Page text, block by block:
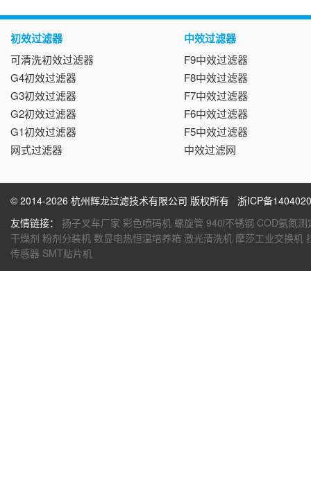
初效过滤器
可清洗初效过滤器
G4初效过滤器
G3初效过滤器
G2初效过滤器
G1初效过滤器
网式过滤器
中效过滤器
F9中效过滤器
F8中效过滤器
F7中效过滤器
F6中效过滤器
F5中效过滤器
中效过滤网
© 2014-2026 杭州辉龙过滤技术有限公司 版权所有 浙ICP备
友情链接： 扬子叉车厂家 彩色喷码机 螺旋管 940l不锈钢 COD氨氮测
干燥剂 粉剂分装机 数显电热恒温培养箱 激光清洗机 摩莎工业交换机
传感器 SMT贴片机